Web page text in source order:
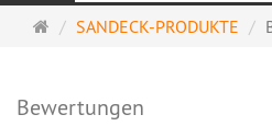
Startseite
SANDECK-PRODUKTE
Bewertungen